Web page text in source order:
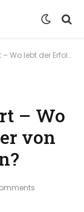
von Bayer 04 Leverkusen?
– Wo
von